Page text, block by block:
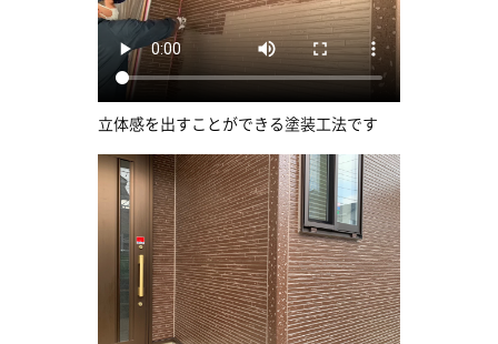
立体感を出すことができる塗装工法です